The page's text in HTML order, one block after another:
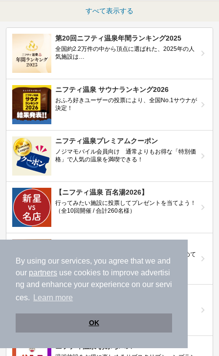
By using our services, you agree that we and
our partners use cookies to improve advertisi
ng and enhance your experience on our servi
ces.
Learn more
OK
すべて表示する
第20回ニフティ温泉年間ランキング2025
全国約2.2万件の中から頂点に選ばれた、2025年の人
気施設は…
ニフティ温泉 サウナランキング2026
おふろ好きユーザーの投票により、全国No.1サウナが
決定！
ニフティ温泉プレミアムクーポン
ノジマモバイル会員向け 通常よりもお得な「特別価
格」で人気の温泉を満喫できる！
【ニフティ温泉 百名湯2026】
行ってみたい施設に投票してプレゼントを当てよう！
（全10回開催 / 合計260名様）
日本全国の岩盤浴情報だけをピックアップ。まとめて
検索！
ニフティ温泉ニュース